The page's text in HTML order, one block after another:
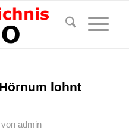
lohnt
von admin